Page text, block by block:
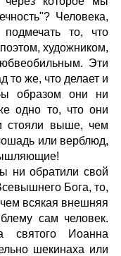
Человека,
то, что
художником,
Эти
то же, что делает и
образом они ни
одно то, что они
стояли выше, чем
или верблюд,
ни обратили свой
Бога, то,
всякая внешняя
сам человек.
святого Иоанна
шекинаха или